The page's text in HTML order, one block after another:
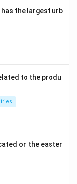
the largest urb
to the produ
on the easter